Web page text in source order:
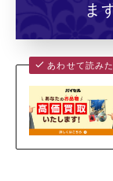
ま
あわせて読み